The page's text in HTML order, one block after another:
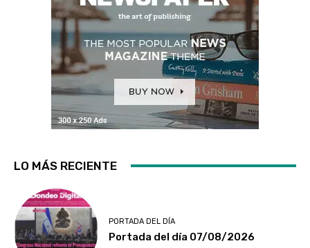
LO MÁS RECIENTE
PORTADA DEL DÍA
Portada del día 07/08/2026